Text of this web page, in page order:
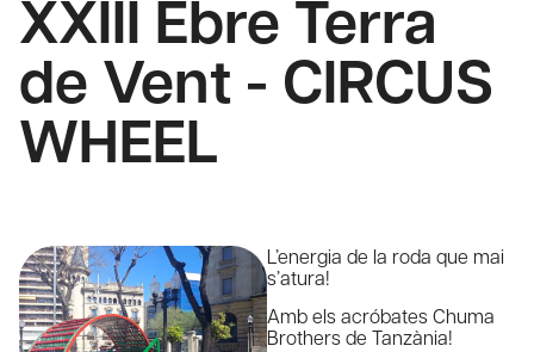
XXIII Ebre Terra
de Vent - CIRCUS
WHEEL
L’energia de la roda que mai
s’atura!
Amb els acróbates Chuma
Brothers de Tanzània!